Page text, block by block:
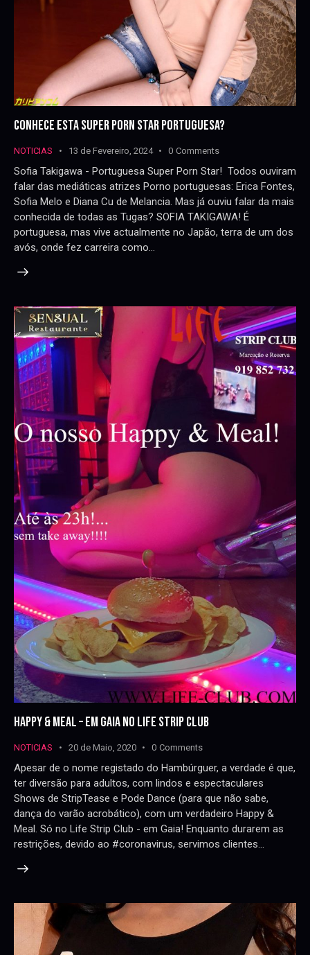
CONHECE ESTA SUPER PORN STAR PORTUGUESA?
NOTICIAS 13 de Fevereiro, 2024 0 Comments
Sofia Takigawa - Portuguesa Super Porn Star! Todos ouviram
falar das mediáticas atrizes Porno portuguesas: Erica Fontes,
Sofia Melo e Diana Cu de Melancia. Mas já ouviu falar da mais
conhecida de todas as Tugas? SOFIA TAKIGAWA! É
portuguesa, mas vive actualmente no Japão, terra de um dos
avós, onde fez carreira como…
HAPPY & MEAL – EM GAIA NO LIFE STRIP CLUB
NOTICIAS 20 de Maio, 2020 0 Comments
Apesar de o nome registado do Hambúrguer, a verdade é que,
ter diversão para adultos, com lindos e espectaculares
Shows de StripTease e Pode Dance (para que não sabe,
dança do varão acrobático), com um verdadeiro Happy &
Meal. Só no Life Strip Club - em Gaia! Enquanto durarem as
restrições, devido ao #coronavirus, servimos clientes…